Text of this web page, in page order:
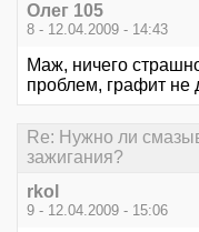
Олег 105
8 - 12.04.2009 - 14:43
Маж, ничего
проблем, графит не
Re: Нужно ли
зажигания?
rkol
9 - 12.04.2009 - 15:06